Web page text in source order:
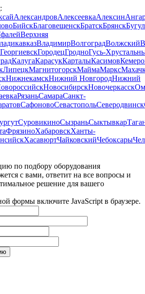
АлександровАлексеевкаАлексин
БийскБлаговещенскБратскБрянск
Верхняя
ВладимирВолгоградВолжский
ГеоргиевскГородецГродно
КалугаКарасукКарталыКасимов
ЛипецкМагнитогорскМаймаМаркс
НижнекамскНижний НовгородНижний
НовосибирскНовочеркасск
РязаньСамараСанкт-
СафоновоСевастопольСеверодвинск
СуровикиноСызраньСыктывкар
ФрязиноХабаровскХанты-
ХасавюртЧайковскийЧебоксары
по подбору оборудования
с вами, ответит на все вопросы и
решение для вашего
формы включите JavaScript в браузере.